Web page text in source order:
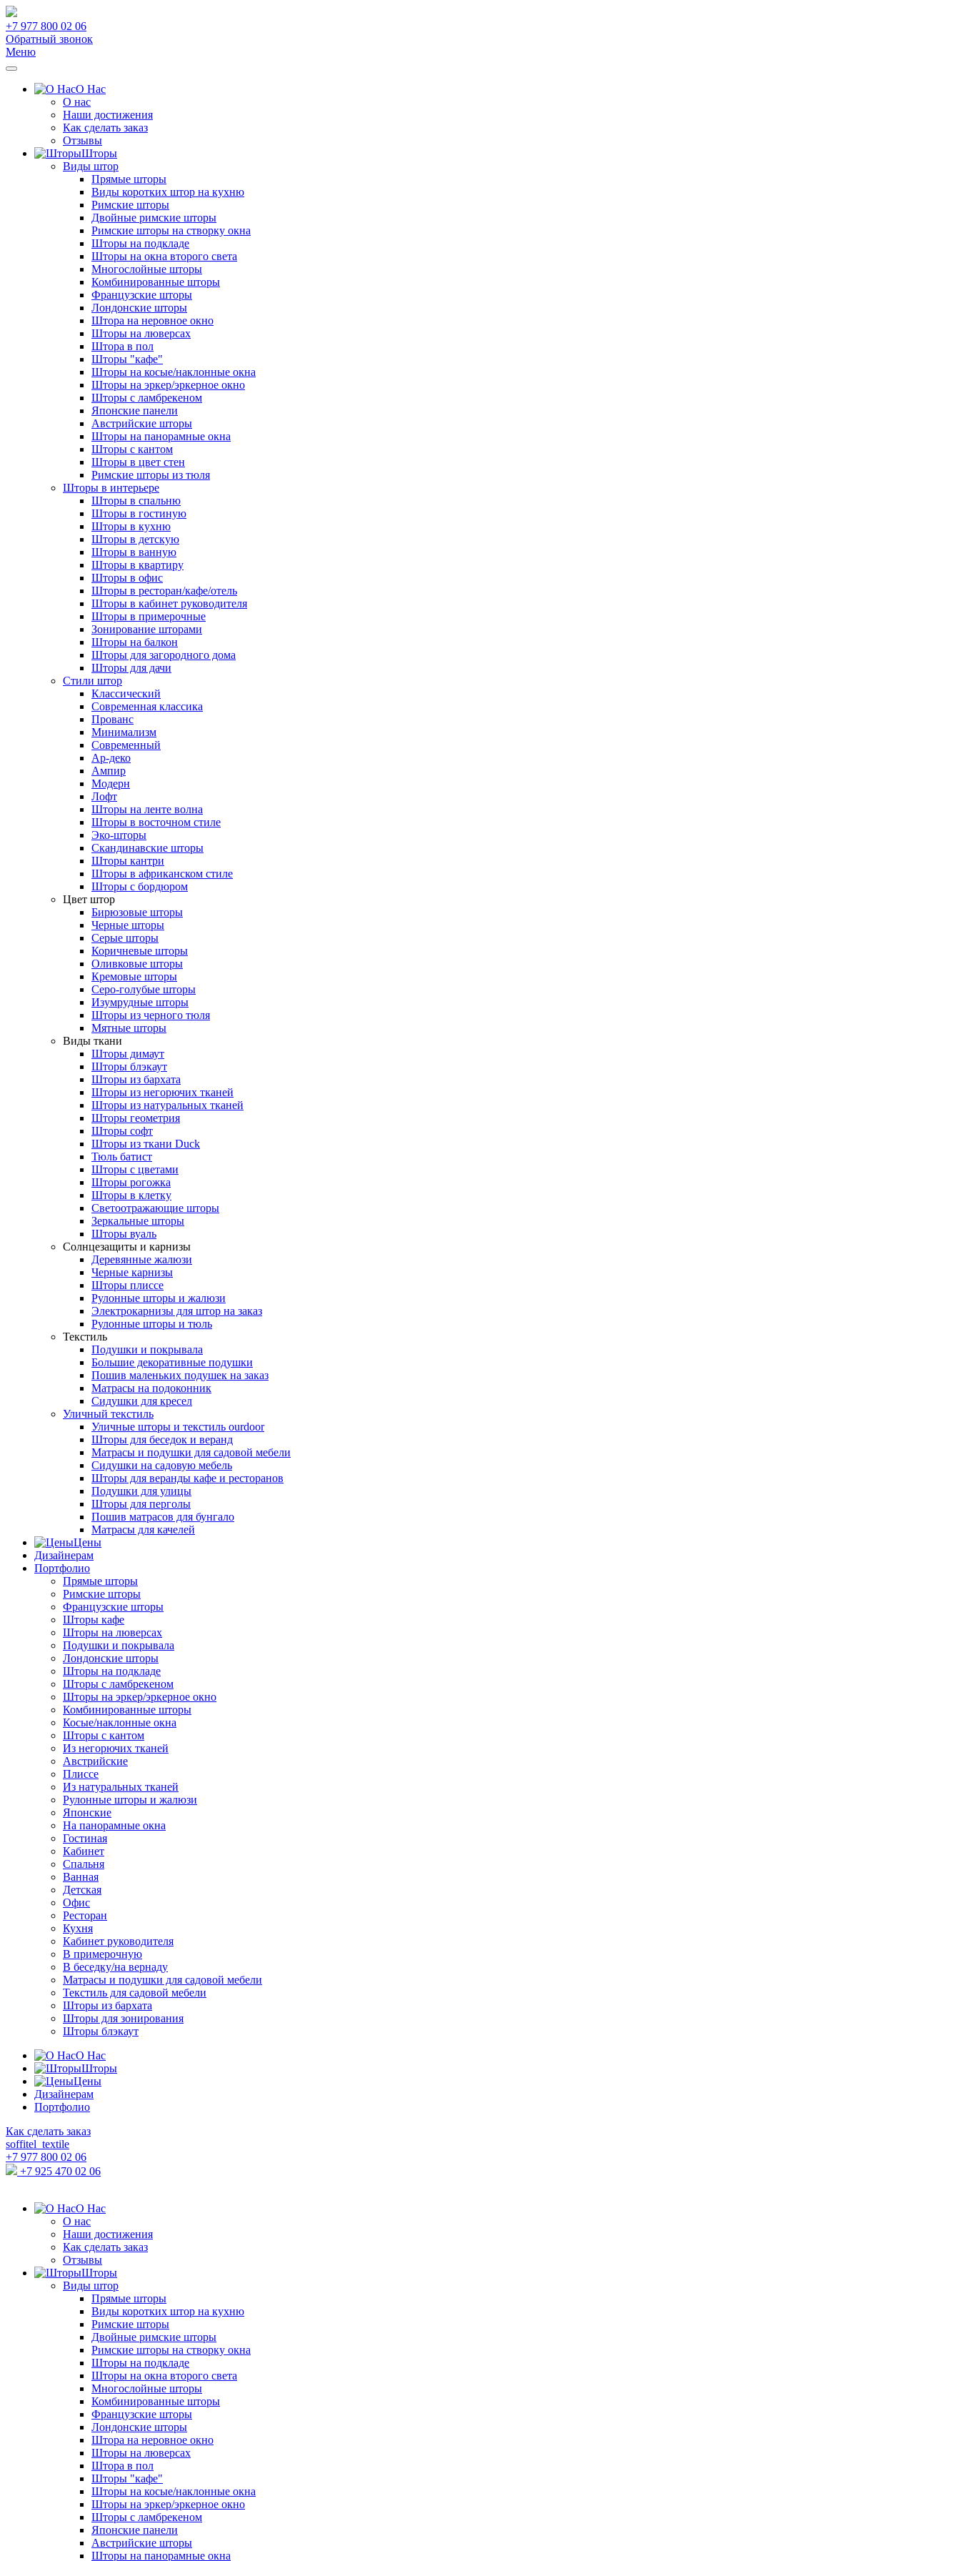
+7 977 800 02 06
Обратный звонок
Меню
О Нас
О нас
Наши достижения
Как сделать заказ
Отзывы
Шторы
Виды штор
Прямые шторы
Виды коротких штор на кухню
Римские шторы
Двойные римские шторы
Римские шторы на створку окна
Шторы на подкладе
Шторы на окна второго света
Многослойные шторы
Комбинированные шторы
Французские шторы
Лондонские шторы
Штора на неровное окно
Шторы на люверсах
Штора в пол
Шторы "кафе"
Шторы на косые/наклонные окна
Шторы на эркер/эркерное окно
Шторы с ламбрекеном
Японские панели
Австрийские шторы
Шторы на панорамные окна
Шторы с кантом
Шторы в цвет стен
Римские шторы из тюля
Шторы в интерьере
Шторы в спальню
Шторы в гостиную
Шторы в кухню
Шторы в детскую
Шторы в ванную
Шторы в квартиру
Шторы в офис
Шторы в ресторан/кафе/отель
Шторы в кабинет руководителя
Шторы в примерочные
Зонирование шторами
Шторы на балкон
Шторы для загородного дома
Шторы для дачи
Стили штор
Классический
Современная классика
Прованс
Минимализм
Современный
Ар-деко
Ампир
Модерн
Лофт
Шторы на ленте волна
Шторы в восточном стиле
Эко-шторы
Скандинавские шторы
Шторы кантри
Шторы в африканском стиле
Шторы с бордюром
Цвет штор
Бирюзовые шторы
Черные шторы
Серые шторы
Коричневые шторы
Оливковые шторы
Кремовые шторы
Серо-голубые шторы
Изумрудные шторы
Шторы из черного тюля
Мятные шторы
Виды ткани
Шторы димаут
Шторы блэкаут
Шторы из бархата
Шторы из негорючих тканей
Шторы из натуральных тканей
Шторы геометрия
Шторы софт
Шторы из ткани Duck
Тюль батист
Шторы с цветами
Шторы рогожка
Шторы в клетку
Светоотражающие шторы
Зеркальные шторы
Шторы вуаль
Солнцезащиты и карнизы
Деревянные жалюзи
Черные карнизы
Шторы плиссе
Рулонные шторы и жалюзи
Электрокарнизы для штор на заказ
Рулонные шторы и тюль
Текстиль
Подушки и покрывала
Большие декоративные подушки
Пошив маленьких подушек на заказ
Матрасы на подоконник
Сидушки для кресел
Уличный текстиль
Уличные шторы и текстиль ourdoor
Шторы для беседок и веранд
Матрасы и подушки для садовой мебели
Сидушки на садовую мебель
Шторы для веранды кафе и ресторанов
Подушки для улицы
Шторы для перголы
Пошив матрасов для бунгало
Матрасы для качелей
Цены
Дизайнерам
Портфолио
Прямые шторы
Римские шторы
Французские шторы
Шторы кафе
Шторы на люверсах
Подушки и покрывала
Лондонские шторы
Шторы на подкладе
Шторы с ламбрекеном
Шторы на эркер/эркерное окно
Комбинированные шторы
Косые/наклонные окна
Шторы с кантом
Из негорючих тканей
Австрийские
Плиссе
Из натуральных тканей
Рулонные шторы и жалюзи
Японские
На панорамные окна
Гостиная
Кабинет
Спальня
Ванная
Детская
Офис
Ресторан
Кухня
Кабинет руководителя
В примерочную
В беседку/на вернаду
Матрасы и подушки для садовой мебели
Текстиль для садовой мебели
Шторы из бархата
Шторы для зонирования
Шторы блэкаут
О Нас
Шторы
Цены
Дизайнерам
Портфолио
Как сделать заказ
soffitel_textile
+7 977 800 02 06
+7 925 470 02 06
О Нас
О нас
Наши достижения
Как сделать заказ
Отзывы
Шторы
Виды штор
Прямые шторы
Виды коротких штор на кухню
Римские шторы
Двойные римские шторы
Римские шторы на створку окна
Шторы на подкладе
Шторы на окна второго света
Многослойные шторы
Комбинированные шторы
Французские шторы
Лондонские шторы
Штора на неровное окно
Шторы на люверсах
Штора в пол
Шторы "кафе"
Шторы на косые/наклонные окна
Шторы на эркер/эркерное окно
Шторы с ламбрекеном
Японские панели
Австрийские шторы
Шторы на панорамные окна